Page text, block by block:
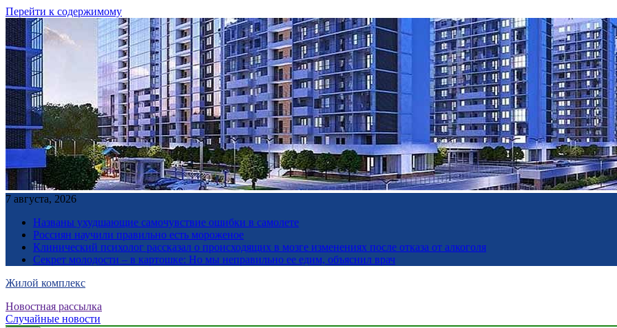
Перейти к содержимому
7 августа, 2026
Названы ухудшающие самочувствие ошибки в самолете
Россиян научили правильно есть мороженое
Клинический психолог рассказал о происходящих в мозге изменениях после отказа от алкоголя
Секрет молодости – в картошке: Но мы неправильно ее едим, объяснил врач
Жилой комплекс
Новостная рассылка
Случайные новости